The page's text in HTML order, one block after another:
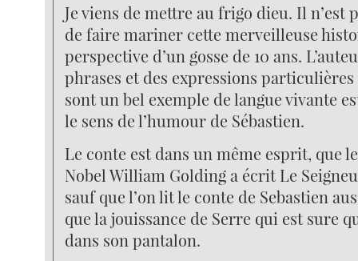
Je viens de mettre au frigo dieu. Il n’est
de faire mariner cette merveilleuse
perspective d’un gosse de 10 ans.
phrases et des expressions
sont un bel exemple de langue vivante
le sens de l’humour de Sébastien.
Le conte est dans un même esprit, que
Nobel William Golding a écrit Le
sauf que l’on lit le conte de Sebastien
que la jouissance de Serre qui est sure
dans son pantalon.